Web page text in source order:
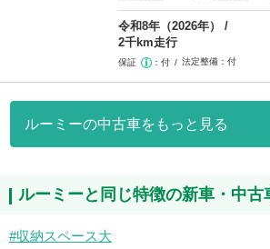
令和8年（2026年）
2千km走行
保証 付 法定整備 付
ルーミーの中古車をもっと見る
ルーミーと同じ特徴の新車・中古
収納スペース大